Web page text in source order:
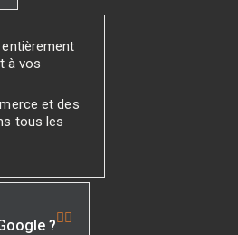
à vos
et des
tous les
?